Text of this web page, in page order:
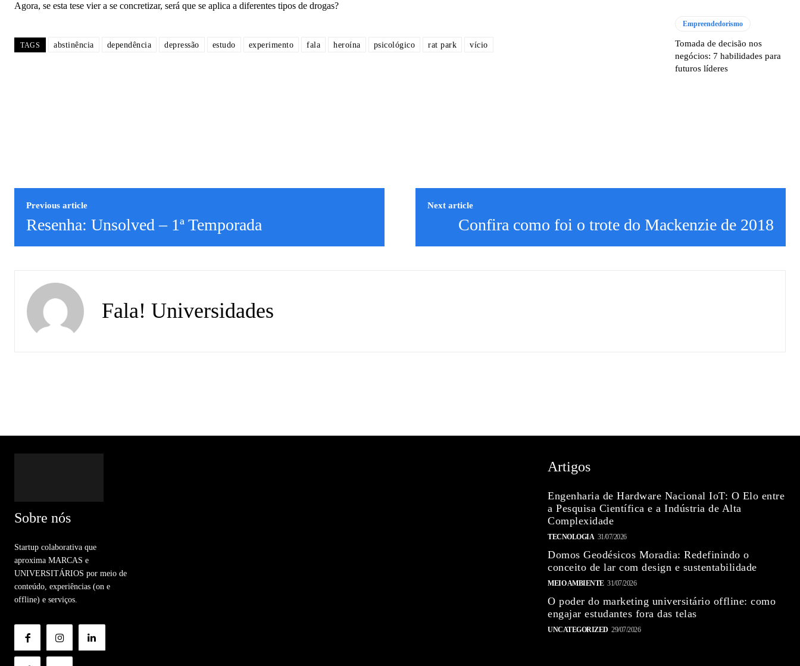
Agora, se esta tese vier a se concretizar, será que se aplica a diferentes tipos de drogas?
TAGS abstinência dependência depressão estudo experimento fala heroína psicológico rat park vício
Empreendedorismo
Tomada de decisão nos
negócios: 7 habilidades para
futuros líderes
Previous article
Resenha: Unsolved – 1ª Temporada
Next article
Confira como foi o trote do Mackenzie de 2018
Fala! Universidades
Sobre nós
Startup colaborativa que
aproxima MARCAS e
UNIVERSITÁRIOS por meio de
conteúdo, experiências (on e
offline) e serviços.
Artigos
Engenharia de Hardware Nacional IoT: O Elo entre
a Pesquisa Científica e a Indústria de Alta
Complexidade
TECNOLOGIA 31/07/2026
Domos Geodésicos Moradia: Redefinindo o
conceito de lar com design e sustentabilidade
MEIO AMBIENTE 31/07/2026
O poder do marketing universitário offline: como
engajar estudantes fora das telas
UNCATEGORIZED 29/07/2026